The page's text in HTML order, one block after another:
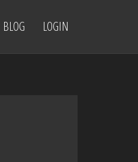
BLOG LOGIN